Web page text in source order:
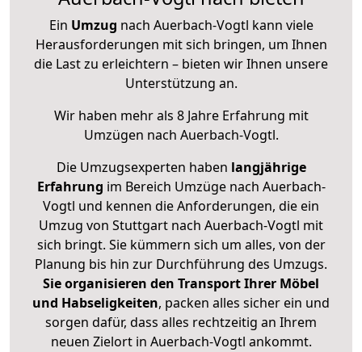
Ein Umzug nach Auerbach-Vogtl kann viele
Herausforderungen mit sich bringen, um Ihnen
die Last zu erleichtern – bieten wir Ihnen unsere
Unterstützung an.
Wir haben mehr als 8 Jahre Erfahrung mit
Umzügen nach Auerbach-Vogtl.
Die Umzugsexperten haben langjährige
Erfahrung im Bereich Umzüge nach Auerbach-
Vogtl und kennen die Anforderungen, die ein
Umzug von Stuttgart nach Auerbach-Vogtl mit
sich bringt. Sie kümmern sich um alles, von der
Planung bis hin zur Durchführung des Umzugs.
Sie organisieren den Transport Ihrer Möbel
und Habseligkeiten, packen alles sicher ein und
sorgen dafür, dass alles rechtzeitig an Ihrem
neuen Zielort in Auerbach-Vogtl ankommt.